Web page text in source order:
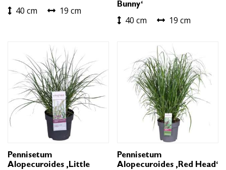
40 cm 19 cm
Bunny‘
40 cm 19 cm
Pennisetum
Alopecuroides ‚Little
Pennisetum
Alopecuroides ‚Red Head‘